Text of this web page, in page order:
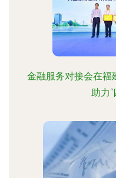
金融服务对接会在福
助力